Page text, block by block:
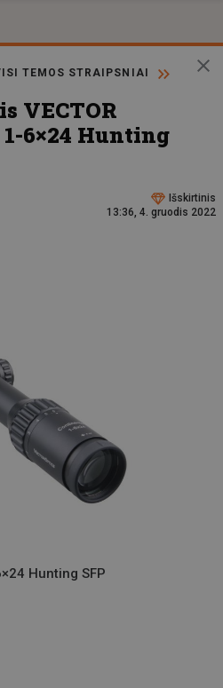
TEMOS STRAIPSNIAI
VECTOR
6×24 Hunting
Išskirtinis
13:36, 4. gruodis 2022
Hunting SFP